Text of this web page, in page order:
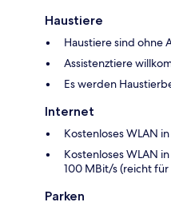
Haustiere
Haustiere sind ohne
Assistenztiere
Es werden
Internet
Kostenloses WLAN
Kostenloses WLAN
100 MBit/s (reicht für
Parken